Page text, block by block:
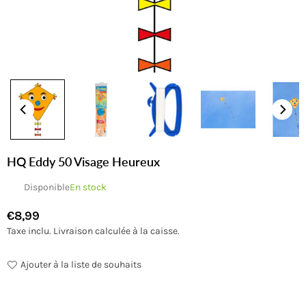
HQ Eddy 50 Visage Heureux
DisponibleEn stock
Prix
régulier
€8,99
Taxe inclu. Livraisoncalculée à la caisse.
Ajouter à la liste de souhaits